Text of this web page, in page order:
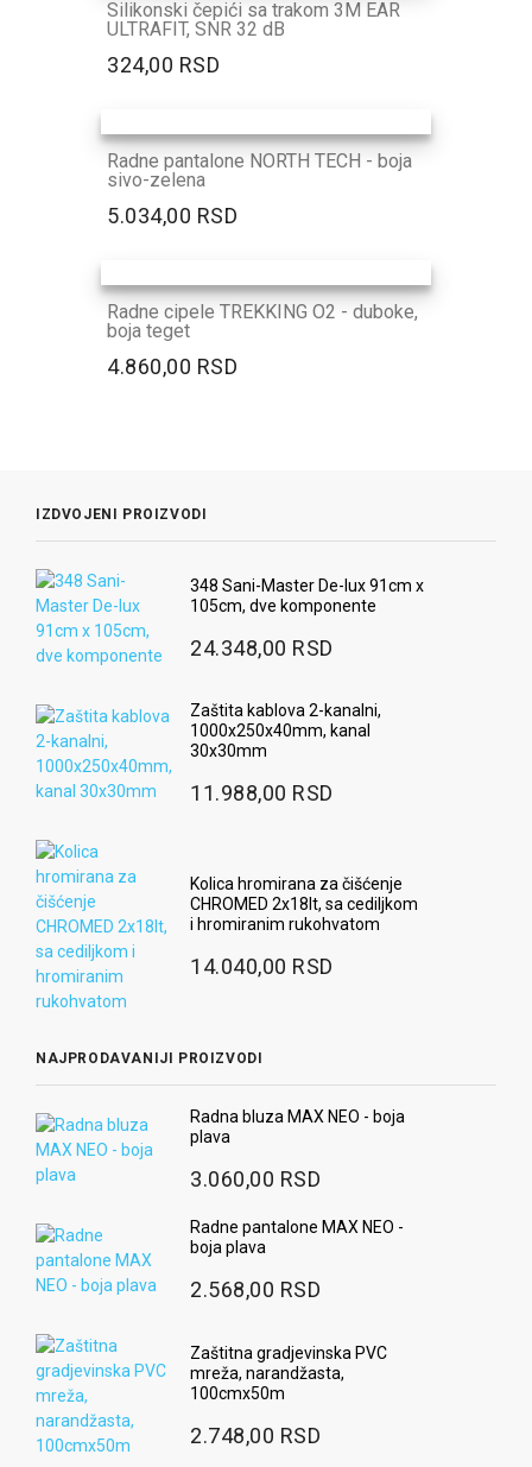
Silikonski čepići sa trakom 3M EAR
ULTRAFIT, SNR 32 dB
324,00 RSD
Radne pantalone NORTH TECH - boja
sivo-zelena
5.034,00 RSD
Radne cipele TREKKING O2 - duboke,
boja teget
4.860,00 RSD
IZDVOJENI PROIZVODI
348 Sani-Master De-lux 91cm x
105cm, dve komponente
24.348,00 RSD
Zaštita kablova 2-kanalni,
1000x250x40mm, kanal
30x30mm
11.988,00 RSD
Kolica hromirana za čišćenje
CHROMED 2x18lt, sa cediljkom
i hromiranim rukohvatom
14.040,00 RSD
NAJPRODAVANIJI PROIZVODI
Radna bluza MAX NEO - boja
plava
3.060,00 RSD
Radne pantalone MAX NEO -
boja plava
2.568,00 RSD
Zaštitna gradjevinska PVC
mreža, narandžasta,
100cmx50m
2.748,00 RSD